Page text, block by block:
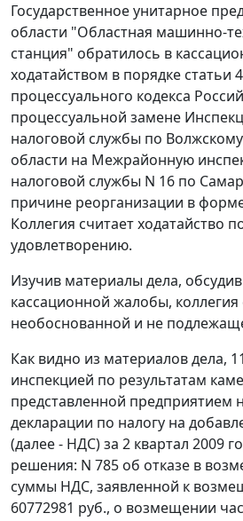
Государственное унитарное
области "Областная машинно-
станция" обратилось в
ходатайством в порядке статьи
процессуального кодекса
процессуальной замене
налоговой службы по
области на Межрайонную
налоговой службы N 16 по
причине реорганизации в
Коллегия считает ходатайство
удовлетворению.
Изучив материалы дела,
кассационной жалобы,
необоснованной и не
Как видно из материалов дела,
инспекцией по результатам
представленной предприятием
декларации по налогу на
(далее - НДС) за 2 квартал 2009
решения: N 785 об отказе в
суммы НДС, заявленной к
60772981 руб., о возмещении